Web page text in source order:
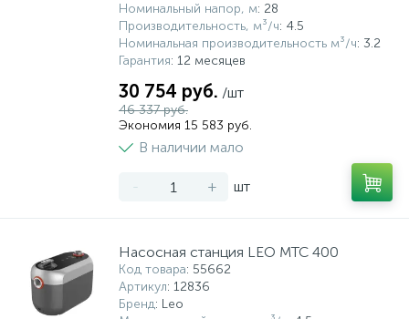
Номинальный напор, м: 28
Производительность, м³/ч: 4.5
Номинальная производительность м³/ч: 3.2
Гарантия: 12 месяцев
30 754 руб. /шт
46 337 руб.
Экономия 15 583 руб.
В наличии мало
- + шт
Насосная станция LEO MTC 400
Код товара: 55662
Артикул: 12836
Бренд: Leo